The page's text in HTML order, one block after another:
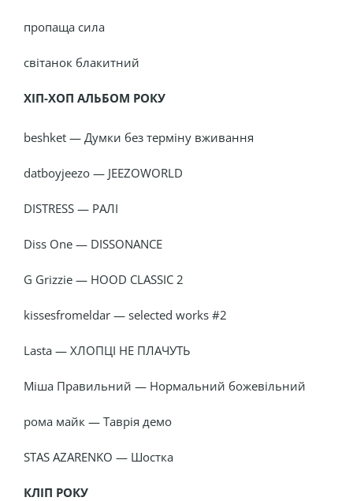
пропаща сила
світанок блакитний
ХІП-ХОП АЛЬБОМ РОКУ
beshket — Думки без терміну вживання
datboyjeezo — JEEZOWORLD
DISTRESS — РАЛІ
Diss One — DISSONANCE
G Grizzie — HOOD CLASSIC 2
kissesfromeldar — selected works #2
Lasta — ХЛОПЦІ НЕ ПЛАЧУТЬ
Міша Правильний — Нормальний божевільний
рома майк — Таврія демо
STAS AZARENKO — Шостка
КЛІП РОКУ